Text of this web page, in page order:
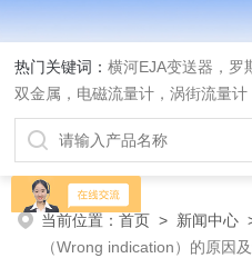
热门关键词：横河EJA变送器，罗
双金属，电磁流量计，涡街流量
计，超声波液位计
当前位置：首页 > 新闻中心
（Wrong indication）的原因